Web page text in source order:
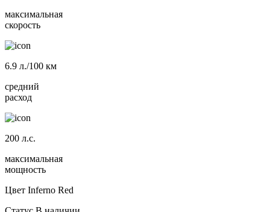
максимальная
скорость
6.9 л./100 км
средний
расход
200 л.с.
максимальная
мощность
Цвет Inferno Red